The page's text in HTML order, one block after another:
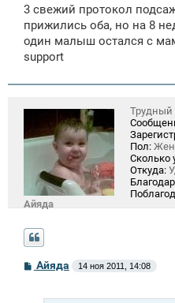
и
3 свежий протокол
прижились оба, но на 8
один малыш остался с
support
Айяда
Трудный
Пол:
Сколько
Откуда:
С
Айяда 14 ноя 2011, 14:08